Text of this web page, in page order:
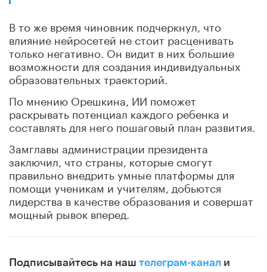
В то же время чиновник подчеркнул, что
влияние нейросетей не стоит расценивать
только негативно. Он видит в них большие
возможности для создания индивидуальных
образовательных траекторий.
По мнению Орешкина, ИИ поможет
раскрывать потенциал каждого ребенка и
составлять для него пошаговый план развития.
Замглавы администрации президента
заключил, что страны, которые смогут
правильно внедрить умные платформы для
помощи ученикам и учителям, добьются
лидерства в качестве образования и совершат
мощный рывок вперед.
Подписывайтесь на наш телеграм-канал и